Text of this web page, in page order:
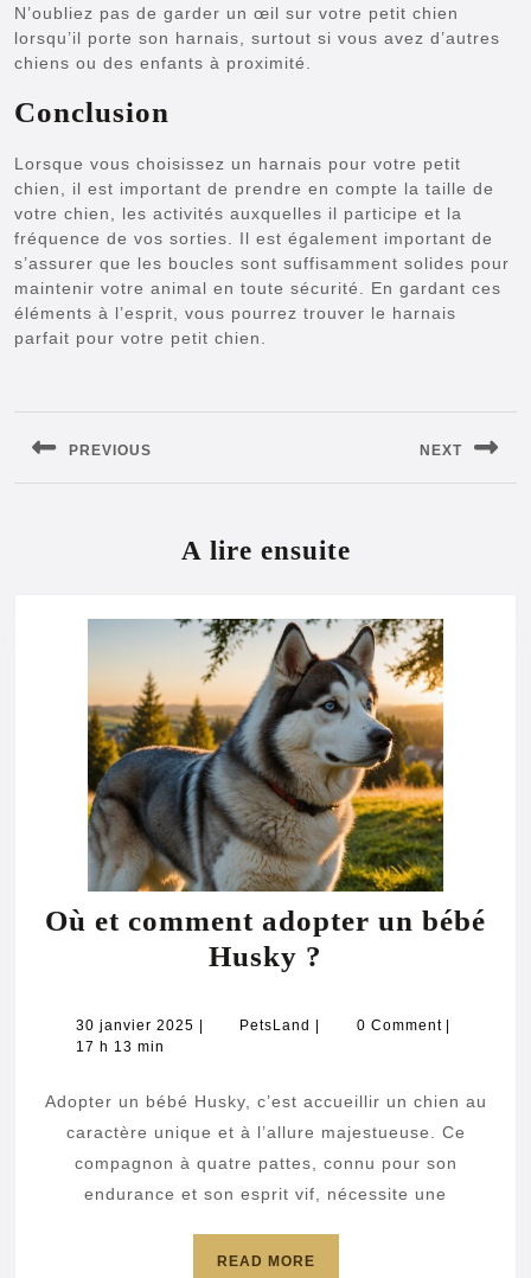
N’oubliez pas de garder un œil sur votre petit chien
lorsqu’il porte son harnais, surtout si vous avez d’autres
chiens ou des enfants à proximité.
Conclusion
Lorsque vous choisissez un harnais pour votre petit
chien, il est important de prendre en compte la taille de
votre chien, les activités auxquelles il participe et la
fréquence de vos sorties. Il est également important de
s’assurer que les boucles sont suffisamment solides pour
maintenir votre animal en toute sécurité. En gardant ces
éléments à l’esprit, vous pourrez trouver le harnais
parfait pour votre petit chien.
l’article
PREVIOUS
Previous
NEXT
Next
A lire ensuite
Où et comment adopter un bébé
Husky ?
comment
un
bébé
Husky
?
30 janvier 2025 30
PetsLand PetsLand0 Comment
17 h 13 min
Adopter un bébé Husky, c’est accueillir un chien au
caractère unique et à l’allure majestueuse. Ce
compagnon à quatre pattes, connu pour son
endurance et son esprit vif, nécessite une
READ MOREREAD